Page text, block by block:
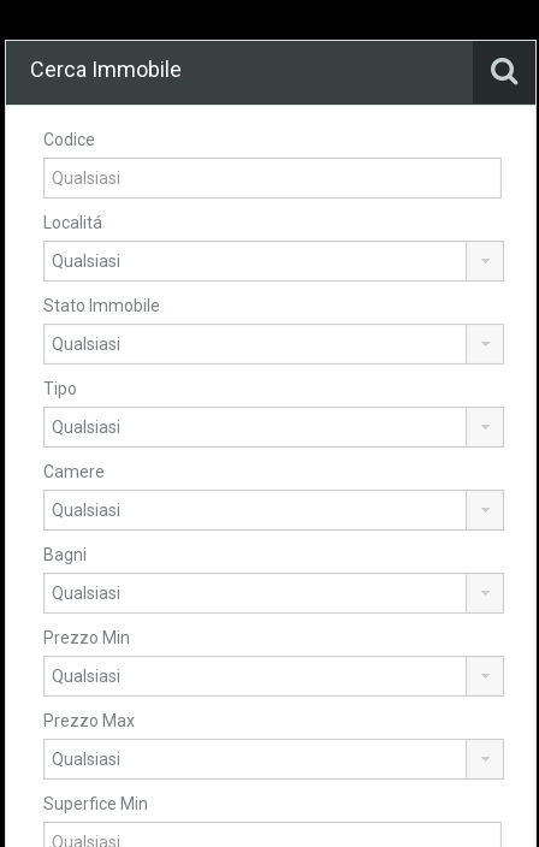
Cerca Immobile
Codice
Localitá
Stato Immobile
Tipo
Camere
Bagni
Prezzo Min
Prezzo Max
Superfice Min